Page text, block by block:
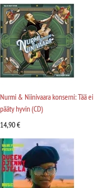
Nurmi & Niinivaara konserni: Tää ei
pääty hyvin (CD)
14,90€